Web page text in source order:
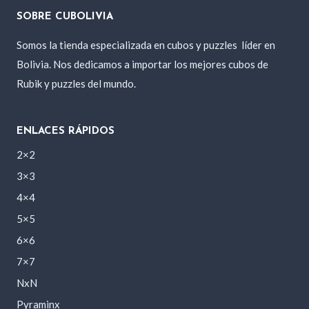
SOBRE CUBOLIVIA
Somos la tienda especializada en cubos y puzzles líder en
Bolivia. Nos dedicamos a importar los mejores cubos de
Rubik y puzzles del mundo.
ENLACES RÁPIDOS
2×2
3×3
4×4
5×5
6×6
7×7
NxN
Pyraminx